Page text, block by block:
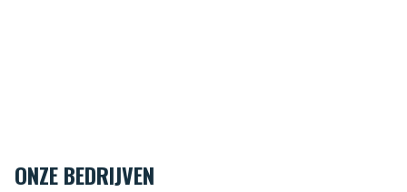
ONZE BEDRIJVEN